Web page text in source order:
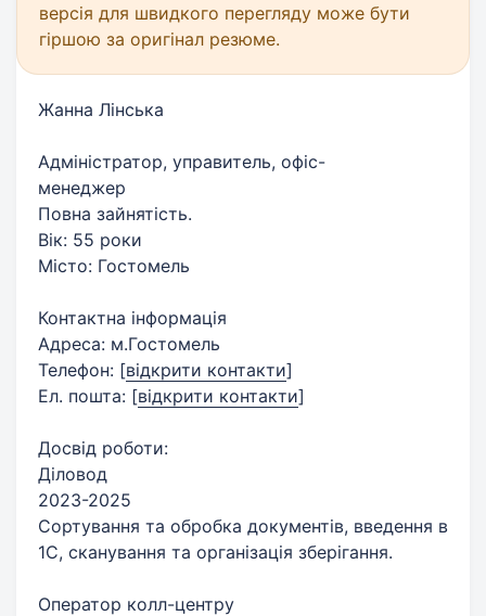
версія для швидкого перегляду може бути
гіршою за оригінал резюме.
Жанна Лінська
Адміністратор, управитель, офіс-
менеджер
Повна зайнятість.
Вік: 55 роки
Місто: Гостомель
Контактна інформація
Адреса: м.Гостомель
Телефон: [відкрити контакти]
Ел. пошта: [відкрити контакти]
Досвід роботи:
Діловод
2023-2025
Сортування та обробка документів, введення в
1С, сканування та організація зберігання.
Оператор колл-центру